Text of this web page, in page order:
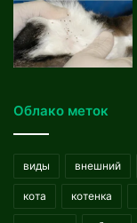
Облако меток
виды внешний
кота котенка